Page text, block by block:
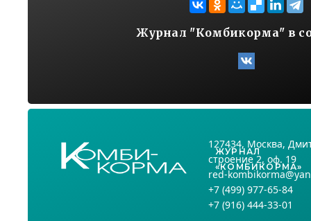
Журнал "Комбикорма" в
ЖУРНАЛ
«КОМБИКОРМА»
127434, Москва,
строение 2, оф. 19
red-
+7 (499) 977-65-84
+7 (916) 444-33-01